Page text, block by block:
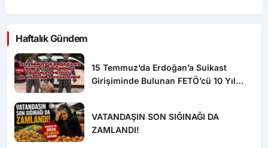
Haftalık Gündem
15 Temmuz’da Erdoğan’a Suikast
Girişiminde Bulunan FETÖ’cü 10 Yıl
VATANDAŞIN SON SIĞINAĞI DA
ZAMLANDI!